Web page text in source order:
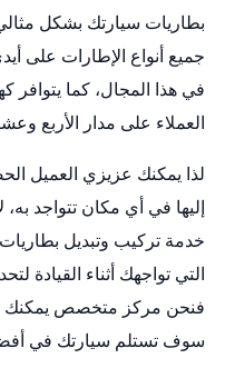
بطاريات سيارتك بشكل
جميع أنواع الإطارات على
في هذا المجال، كما يتوافر
العملاء على مدار الأربع
لذا يمكنك عزيزي العميل
إليها في أي مكان تتواجد
خدمة تركيب وتبديل
التي تواجهك أثناء القيادة
فنحن مركز متخصص يمكنك
سوف تستلم سيارتك في